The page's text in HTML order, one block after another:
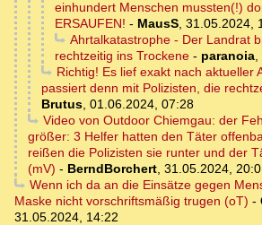
einhundert Menschen mussten(!)
ERSAUFEN! - MausS, 31.05.2024,
Ahrtalkatastrophe - Der Landrat
rechtzeitig ins Trockene - paranoia,
Richtig! Es lief exakt nach aktueller
passiert denn mit Polizisten, die
Brutus, 01.06.2024, 07:28
Video von Outdoor Chiemgau: der
größer: 3 Helfer hatten den Täter
reißen die Polizisten sie runter und der
(mV) - BerndBorchert, 31.05.2024,
Wenn ich da an die Einsätze gegen
Maske nicht vorschriftsmäßig trugen (oT) -
31.05.2024, 14:22